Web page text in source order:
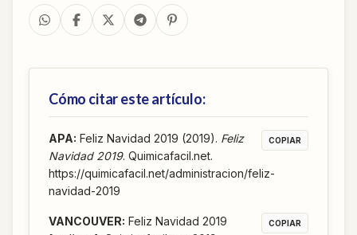
Cómo citar este artículo:
APA: Feliz Navidad 2019 (2019). Feliz
Navidad 2019. Quimicafacil.net.
https://quimicafacil.net/administracion/feliz-
navidad-2019
COPIAR
VANCOUVER: Feliz Navidad 2019
COPIAR